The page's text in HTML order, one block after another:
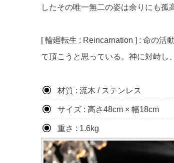
したその唯一無二の姿は余りにも孤
[ 輪廻転生 : Reincarnation ] : 命の活
て頂こうと思っている。神に対峙し
材質 : 流木 / ステンレス
サイズ : 高さ48cm × 幅18cm
重さ : 1.6kg